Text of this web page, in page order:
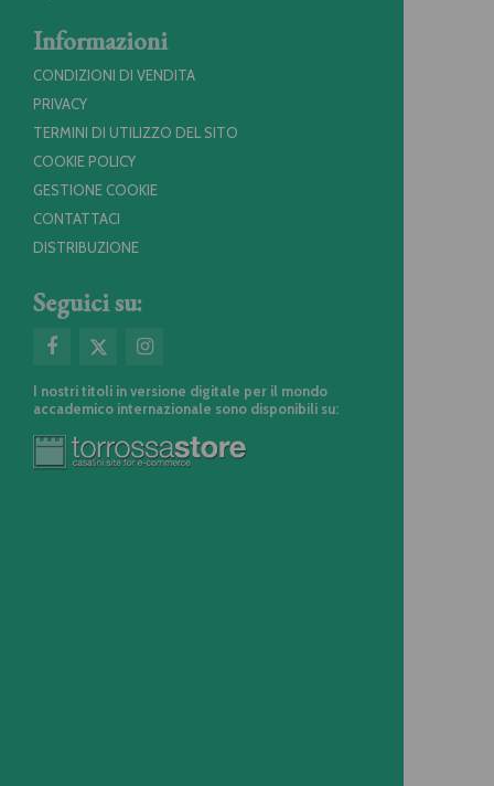
Informazioni
CONDIZIONI DI VENDITA
PRIVACY
TERMINI DI UTILIZZO DEL SITO
COOKIE POLICY
GESTIONE COOKIE
CONTATTACI
DISTRIBUZIONE
Seguici su:
I nostri titoli in versione digitale per il mondo
accademico internazionale sono disponibili su: